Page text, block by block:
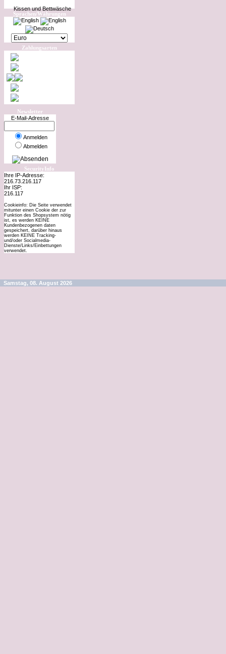
Kissen und Bettwäsche
Sprachen/Währungen
Zahlungsarten
Newsletter
E-Mail-Adresse
Anmelden
Abmelden
SecurityInfo
Ihre IP-Adresse:
216.73.216.117
Ihr ISP:
216.117
Cookieinfo: Die Seite verwendet
mitunter einen Cookie der zur
Funktion des Shopsystem nötig
ist, es werden KEINE
Kundenbezogenen daten
gespeichert, darüber hinaus
werden KEINE Tracking-
und/oder Socialmedia-
Dienste/Links/Einbettungen
verwendet.
Samstag, 08. August 2026